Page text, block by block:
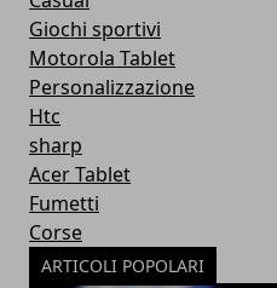
Giochi sportivi
Motorola Tablet
Personalizzazione
Htc
sharp
Acer Tablet
Fumetti
Corse
ARTICOLI POPOLARI